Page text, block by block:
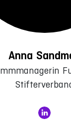
Anna